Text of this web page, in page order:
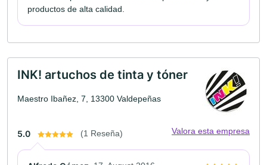
productos de alta calidad.
INK! artuchos de tinta y tóner
Maestro Ibañez, 7, 13300 Valdepeñas
5.0 (1 Reseña) Valora esta empresa